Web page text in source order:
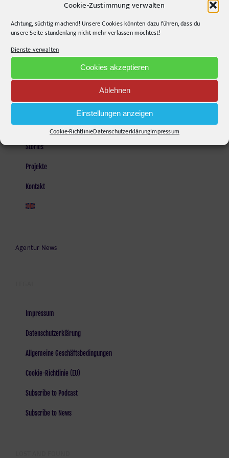
Cookie-Zustimmung verwalten
Achtung, süchtig machend! Unsere Cookies könnten dazu führen, dass du
unsere Seite stundenlang nicht mehr verlassen möchtest!
Dienste verwalten
Cookies akzeptieren
Ablehnen
Einstellungen anzeigen
Cookie-RichtlinieDatenschutzerklärungImpressum
Monday - Friday, 9am - 6pm
Agentur
Stories
Projekte
Kontakt
Agentur News
Impressum
Datenschutzerklärung
Allgemeine Geschäftsbedingungen
Cookie-Richtlinie (EU)
Subscribe to Podcast
Subscribe to News